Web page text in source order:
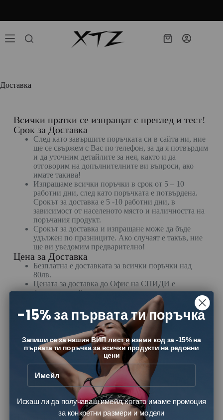
Доставка
Всички пратки се изпращат с преглед и тест!
Срок за Доставка
След като завършите поръчката си в сайта ни, ние
ще се свържем с Вас по телефон, за да я потвърдим
и да уточним детайлите за нея, както и да
отговорим на допълнителните ви въпроси, ако
имате такива!
Изпращаме всички поръчки в срок от 5 – 10
работни дни, след като поръчката е потвърдена.
Срокът за доставка е 5 -10 работни дни, в
зависимост от населеното място и наличността на
поръчания продукт.
Срокът за доставка и изпращане може да бъде
удължен по празниците. Ако случаят е такъв, ние
ще ви уведомим предварително!
Цена за Доставка
Безплатна е доставката за всички поръчки над
80лв.
Цената за доставка до Офис на СПИДИ е
фиксирана – 6 лв.
Цената за доставка до адрес е фиксирана – 11лв.
При направа на поръчка, Вие трябва да изберете вида на
доставка, който желаете.
Проследяване на поръчки
При изпращане на поръчкатавие ще
получите смс или вайбър съобщение от
СПИДИ,
Можете да проследявате пратката си с номера на
товарителницататук.
Можете да получите информация за пратката си и
като се свържете с нас!
Доставка извън България
-15% за първата ти поръчка
Запиши се за нашия ВИП лист и вземи код за -15% на
първата ти поръчка за всички продукти на редовни
цени
Искаш ли да получаваш имейл, когато имаме промоция
за конкретни размери и модели